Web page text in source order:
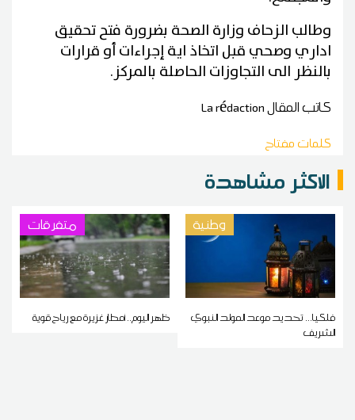
وطالب الزحاف وزارة الصحة بضرورة فتح تحقيق
اداري وصحي قبل اتخاذ اية إجراءات أو قرارات
بالنظر الى التجاوزات الحاصلة بالمركز.
كاتب المقالLa rédaction
كلمات مفتاح
الاكثر مشاهدة
وطنية
فلكيا... تحديد موعد المولد النبوي
الشريف
متفرقات
ظهر اليوم.. أمطار غزيرة مع رياح قوية